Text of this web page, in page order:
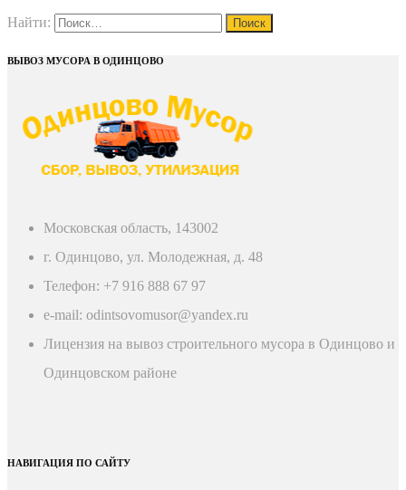
Найти:
ВЫВОЗ МУСОРА В ОДИНЦОВО
Московская область, 143002
г. Одинцово, ул. Молодежная, д. 48
Телефон: +7 916 888 67 97
e-mail: odintsovomusor@yandex.ru
Лицензия на вывоз строительного мусора в Одинцово и
Одинцовском районе
НАВИГАЦИЯ ПО САЙТУ